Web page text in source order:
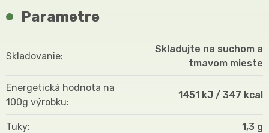
Parametre
Skladovanie
Skladujte na suchom a
tmavom mieste
Energetická hodnota na
100g výrobku
1451 kJ / 347 kcal
Tuky 1,3 g